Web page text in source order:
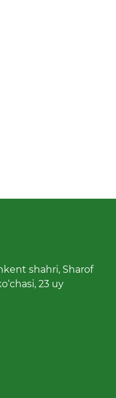
shahri, Sharof
23 uy